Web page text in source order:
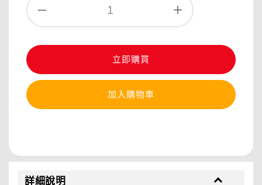
立即購買
加入購物車
詳細說明